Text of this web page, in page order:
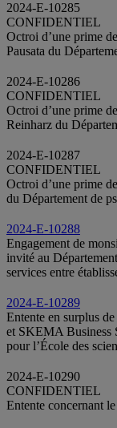
2024-E-10285
CONFIDENTIEL
Octroi d’une prime
Pausata du
2024-E-10286
CONFIDENTIEL
Octroi d’une prime
Reinharz du
2024-E-10287
CONFIDENTIEL
Octroi d’une prime
du Département de
2024-E-10288
Engagement de
invité au
services entre
2024-E-10289
Entente en surplus
et SKEMA Business
pour l’École des
2024-E-10290
CONFIDENTIEL
Entente concernant